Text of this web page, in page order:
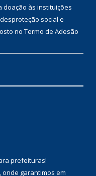
doação às instituições
social e
no Termo de Adesão
prefeituras!
onde garantimos em